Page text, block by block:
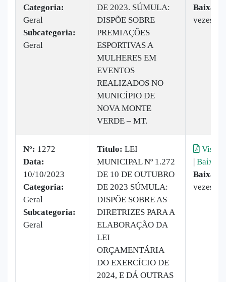
Categoria:
Geral
Subcategoria:
Geral
DE 2023. SÚMULA:
DISPÕE SOBRE
PREMIAÇÕES
ESPORTIVAS A
MULHERES EM
EVENTOS
REALIZADOS NO
MUNICÍPIO DE
NOVA MONTE
VERDE – MT.
vezes
Nº: 1272
Data:
10/10/2023
Categoria:
Geral
Subcategoria:
Geral
Titulo: LEI
MUNICIPAL Nº 1.272
DE 10 DE OUTUBRO
DE 2023 SÚMULA:
DISPÕE SOBRE AS
DIRETRIZES PARA A
ELABORAÇÃO DA
LEI
ORÇAMENTÁRIA
DO EXERCÍCIO DE
2024, E DÁ OUTRAS
| Baixar
vezes